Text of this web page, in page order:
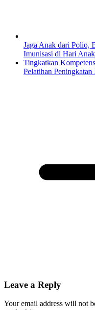
Jaga Anak dari Polio,
Imunisasi di Hari Anak
Tingkatkan
Pelatihan
Leave a Reply
Your email address will not